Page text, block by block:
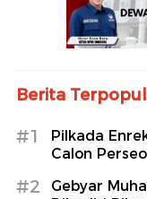
Berita
#1
Pilkada
Calon
#2
Gebyar